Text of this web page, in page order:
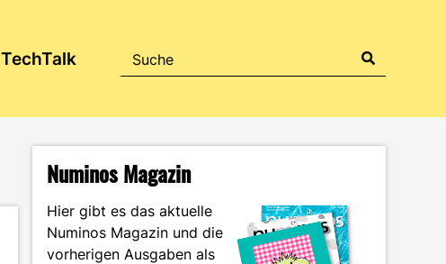
TechTalk
Numinos Magazin
Hier gibt es das aktuelle
Numinos Magazin und die
vorherigen Ausgaben als